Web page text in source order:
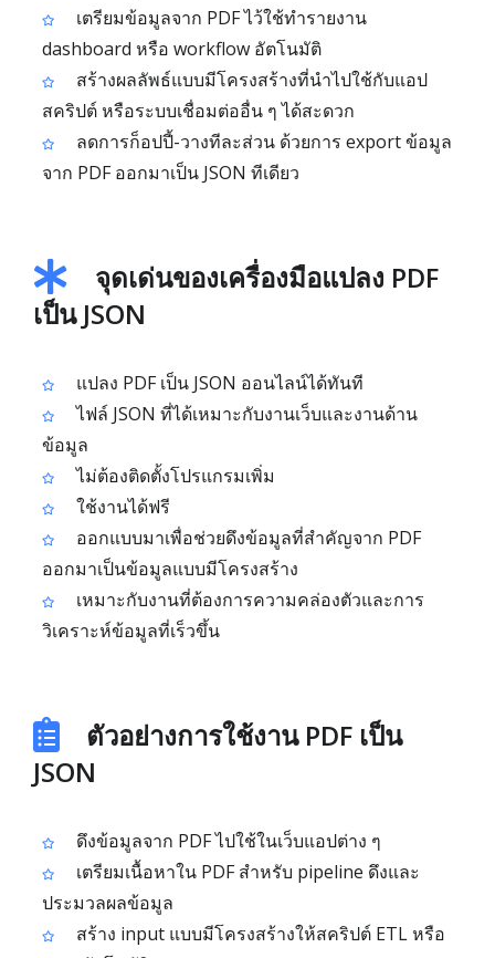
เตรียมข้อมูลจาก PDF ไว้ใช้ทำรายงาน
dashboard หรือ workflow อัตโนมัติ
สร้างผลลัพธ์แบบมีโครงสร้างที่นำไปใช้กับแอป
สคริปต์ หรือระบบเชื่อมต่ออื่น ๆ ได้สะดวก
ลดการก็อปปี้-วางทีละส่วน ด้วยการ export ข้อมูล
จาก PDF ออกมาเป็น JSON ทีเดียว
จุดเด่นของเครื่องมือแปลง PDF
เป็น JSON
แปลง PDF เป็น JSON ออนไลน์ได้ทันที
ไฟล์ JSON ที่ได้เหมาะกับงานเว็บและงานด้าน
ข้อมูล
ไม่ต้องติดตั้งโปรแกรมเพิ่ม
ใช้งานได้ฟรี
ออกแบบมาเพื่อช่วยดึงข้อมูลที่สำคัญจาก PDF
ออกมาเป็นข้อมูลแบบมีโครงสร้าง
เหมาะกับงานที่ต้องการความคล่องตัวและการ
วิเคราะห์ข้อมูลที่เร็วขึ้น
ตัวอย่างการใช้งาน PDF เป็น
JSON
ดึงข้อมูลจาก PDF ไปใช้ในเว็บแอปต่าง ๆ
เตรียมเนื้อหาใน PDF สำหรับ pipeline ดึงและ
ประมวลผลข้อมูล
สร้าง input แบบมีโครงสร้างให้สคริปต์ ETL หรือ